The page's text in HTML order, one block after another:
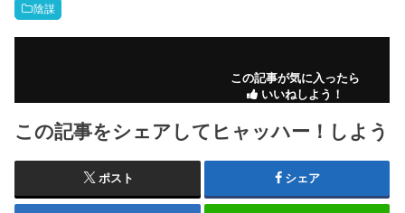
陰謀
この記事が気に入ったら
いいねしよう！
この記事をシェアしてヒャッハー！しよう
ポスト シェア